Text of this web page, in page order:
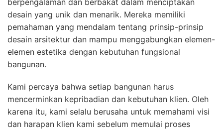
berpengalaman dan berbakat dalam menciptakan
desain yang unik dan menarik. Mereka memiliki
pemahaman yang mendalam tentang prinsip-prinsip
desain arsitektur dan mampu menggabungkan elemen-
elemen estetika dengan kebutuhan fungsional
bangunan.
Kami percaya bahwa setiap bangunan harus
mencerminkan kepribadian dan kebutuhan klien. Oleh
karena itu, kami selalu berusaha untuk memahami visi
dan harapan klien kami sebelum memulai proses